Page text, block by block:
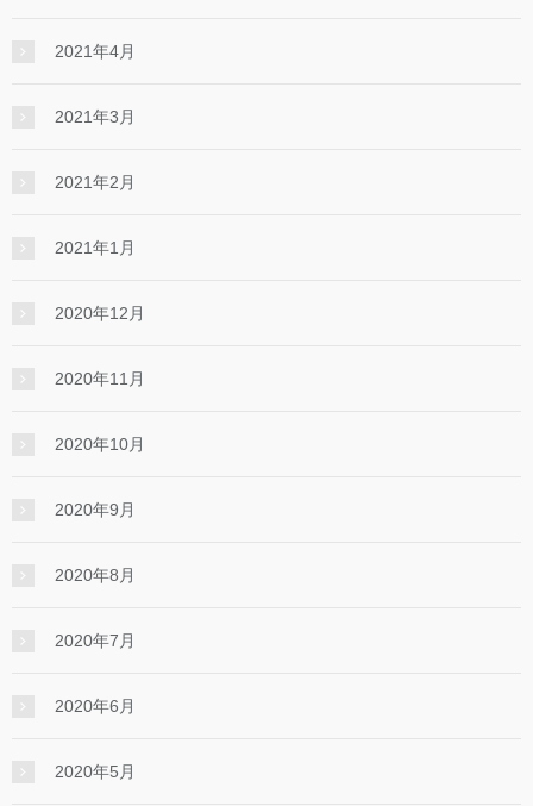
2021年4月
2021年3月
2021年2月
2021年1月
2020年12月
2020年11月
2020年10月
2020年9月
2020年8月
2020年7月
2020年6月
2020年5月